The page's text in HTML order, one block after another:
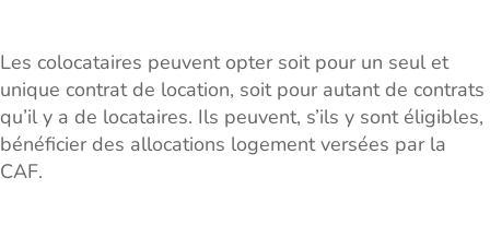
Les colocataires peuvent opter soit pour un seul et
unique contrat de location, soit pour autant de contrats
qu’il y a de locataires. Ils peuvent, s’ils y sont éligibles,
bénéficier des allocations logement versées par la
CAF.